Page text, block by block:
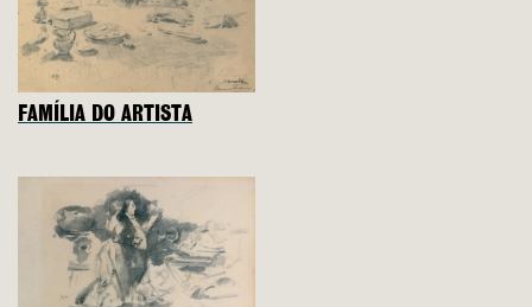
FAMÍLIA DO ARTISTA